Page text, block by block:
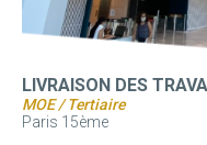
LIVRAISON DES
MOE / Tertiaire
Paris 15ème